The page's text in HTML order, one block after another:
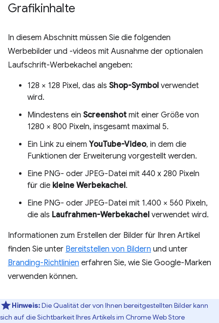
Grafikinhalte
In diesem Abschnitt müssen Sie die folgenden
Werbebilder und -videos mit Ausnahme der optionalen
Laufschrift-Werbekachel angeben:
128 × 128 Pixel, das als Shop-Symbol verwendet
wird.
Mindestens ein Screenshot mit einer Größe von
1280 × 800 Pixeln, insgesamt maximal 5.
Ein Link zu einem YouTube-Video, in dem die
Funktionen der Erweiterung vorgestellt werden.
Eine PNG- oder JPEG-Datei mit 440 x 280 Pixeln
für die kleine Werbekachel.
Eine PNG- oder JPEG-Datei mit 1.400 × 560 Pixeln,
die als Laufrahmen-Werbekachel verwendet wird.
Informationen zum Erstellen der Bilder für Ihren Artikel
finden Sie unter Bereitstellen von Bildern und unter
Branding-Richtlinien erfahren Sie, wie Sie Google-Marken
verwenden können.
Hinweis:Die Qualität der von Ihnen bereitgestellten Bilder kann
sich auf die Sichtbarkeit Ihres Artikels im Chrome Web Store